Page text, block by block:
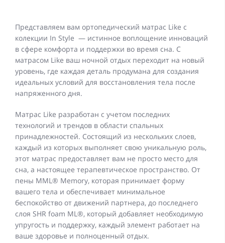
Представляем вам ортопедический матрас Like с
колекции In Style — истинное воплощение инноваций
в сфере комфорта и поддержки во время сна. С
матрасом Like ваш ночной отдых переходит на новый
уровень, где каждая деталь продумана для создания
идеальных условий для восстановления тела после
напряженного дня.
Матрас Like разработан с учетом последних
технологий и трендов в области спальных
принадлежностей. Состоящий из нескольких слоев,
каждый из которых выполняет свою уникальную роль,
этот матрас предоставляет вам не просто место для
сна, а настоящее терапевтическое пространство. От
пены MML® Memory, которая принимает форму
вашего тела и обеспечивает минимальное
беспокойство от движений партнера, до последнего
слоя SHR foam ML®, который добавляет необходимую
упругость и поддержку, каждый элемент работает на
ваше здоровье и полноценный отдых.